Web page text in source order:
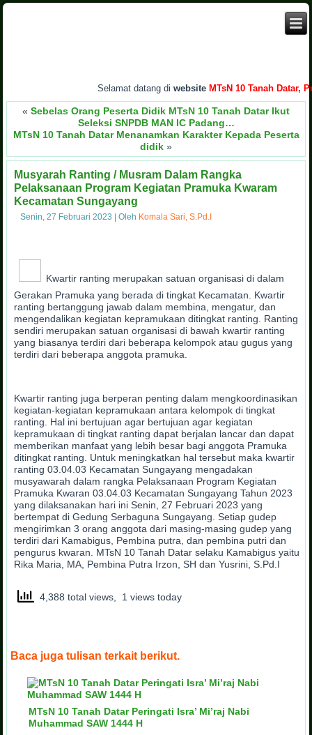
Selamat datang diwebsite MTsN 10 Tanah Datar,
« Sebelas Orang Peserta Didik MTsN 10 Tanah Datar Ikut
Seleksi SNPDB MAN IC Padang…
MTsN 10 Tanah Datar Menanamkan Karakter Kepada Peserta
didik »
Musyarah Ranting / Musram Dalam Rangka
Pelaksanaan Program Kegiatan Pramuka Kwaram
Kecamatan Sungayang
Senin, 27 Februari 2023 |Oleh Komala Sari, S.Pd.I
Kwartir ranting merupakan satuan organisasi di dalam
Gerakan Pramuka yang berada di tingkat Kecamatan. Kwartir
ranting bertanggung jawab dalam membina, mengatur, dan
mengendalikan kegiatan kepramukaan ditingkat ranting. Ranting
sendiri merupakan satuan organisasi di bawah kwartir ranting
yang biasanya terdiri dari beberapa kelompok atau gugus yang
terdiri dari beberapa anggota pramuka.
Kwartir ranting juga berperan penting dalam mengkoordinasikan
kegiatan-kegiatan kepramukaan antara kelompok di tingkat
ranting. Hal ini bertujuan agar bertujuan agar kegiatan
kepramukaan di tingkat ranting dapat berjalan lancar dan dapat
memberikan manfaat yang lebih besar bagi anggota Pramuka
ditingkat ranting. Untuk meningkatkan hal tersebut maka kwartir
ranting 03.04.03 Kecamatan Sungayang mengadakan
musyawarah dalam rangka Pelaksanaan Program Kegiatan
Pramuka Kwaran 03.04.03 Kecamatan Sungayang Tahun 2023
yang dilaksanakan hari ini Senin, 27 Februari 2023 yang
bertempat di Gedung Serbaguna Sungayang. Setiap gudep
mengirimkan 3 orang anggota dari masing-masing gudep yang
terdiri dari Kamabigus, Pembina putra, dan pembina putri dan
pengurus kwaran. MTsN 10 Tanah Datar selaku Kamabigus yaitu
Rika Maria, MA, Pembina Putra Irzon, SH dan Yusrini, S.Pd.I
4,388 total views, 1 views today
Baca juga tulisan terkait berikut.
MTsN 10 Tanah Datar Peringati Isra’ Mi’raj Nabi
Muhammad SAW 1444 H